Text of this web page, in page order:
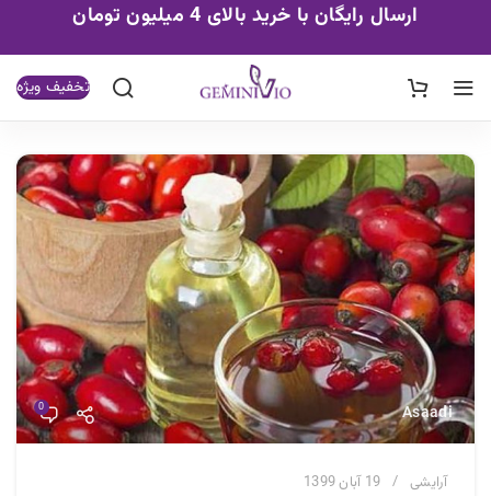
ارسال رایگان با خرید بالای 4 میلیون تومان
تخفیف ویژه
Asaadi
0
آرایشی 19 آبان 1399